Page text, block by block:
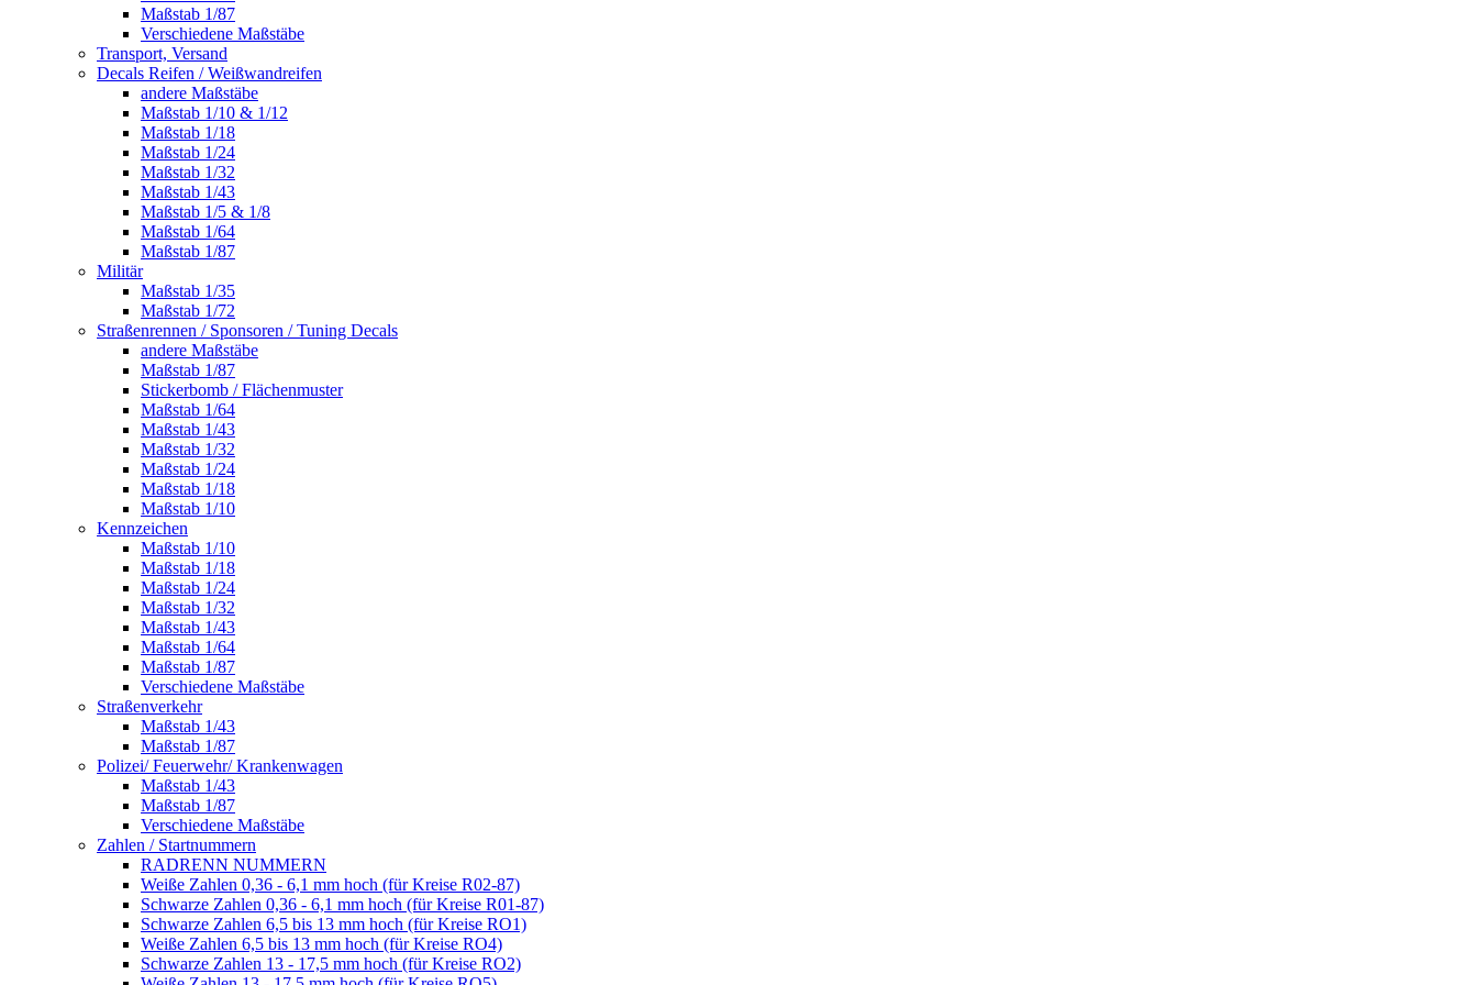
Maßstab 1/87
Verschiedene Maßstäbe
Transport, Versand
Decals Reifen / Weißwandreifen
andere Maßstäbe
Maßstab 1/10 & 1/12
Maßstab 1/18
Maßstab 1/24
Maßstab 1/32
Maßstab 1/43
Maßstab 1/5 & 1/8
Maßstab 1/64
Maßstab 1/87
Militär
Maßstab 1/35
Maßstab 1/72
Straßenrennen / Sponsoren / Tuning Decals
andere Maßstäbe
Maßstab 1/87
Stickerbomb / Flächenmuster
Maßstab 1/64
Maßstab 1/43
Maßstab 1/32
Maßstab 1/24
Maßstab 1/18
Maßstab 1/10
Kennzeichen
Maßstab 1/10
Maßstab 1/18
Maßstab 1/24
Maßstab 1/32
Maßstab 1/43
Maßstab 1/64
Maßstab 1/87
Verschiedene Maßstäbe
Straßenverkehr
Maßstab 1/43
Maßstab 1/87
Polizei/ Feuerwehr/ Krankenwagen
Maßstab 1/43
Maßstab 1/87
Verschiedene Maßstäbe
Zahlen / Startnummern
RADRENN NUMMERN
Weiße Zahlen 0,36 - 6,1 mm hoch (für Kreise R02-87)
Schwarze Zahlen 0,36 - 6,1 mm hoch (für Kreise R01-87)
Schwarze Zahlen 6,5 bis 13 mm hoch (für Kreise RO1)
Weiße Zahlen 6,5 bis 13 mm hoch (für Kreise RO4)
Schwarze Zahlen 13 - 17,5 mm hoch (für Kreise RO2)